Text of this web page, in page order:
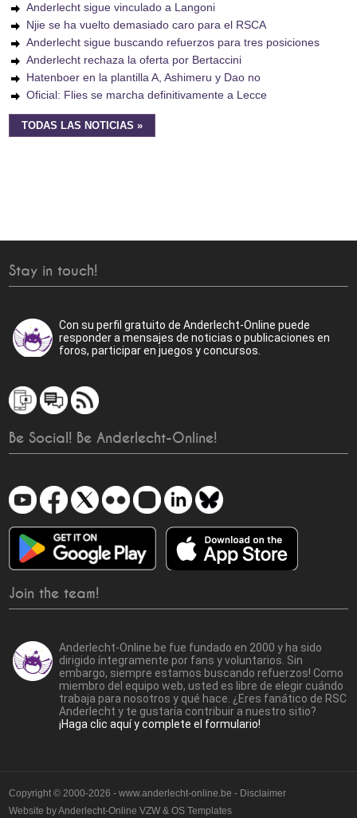
Anderlecht sigue vinculado a Langoni
Njie se ha vuelto demasiado caro para el RSCA
Anderlecht sigue buscando refuerzos para tres posiciones
Anderlecht rechaza la oferta por Bertaccini
Hatenboer en la plantilla A, Ashimeru y Dao no
Oficial: Flies se marcha definitivamente a Lecce
TODAS LAS NOTICIAS »
Stay in touch!
Con su perfil gratuito de Anderlecht-Online puede
responder a mensajes de noticias o publicaciones en
foros, participar en juegos y concursos.
Be Social! Be Anderlecht-Online!
Join the team!
Anderlecht-Online.be fue fundado en 2000 y ha sido
dirigido íntegramente por fans y voluntarios. Sin
embargo, siempre estamos buscando refuerzos! Como
miembro del equipo web, usted es libre de elegir cuándo
trabaja para nosotros y qué hace. ¿Eres fanático de RSC
Anderlecht y te gustaría contribuir a nuestro sitio?
¡Haga clic aquí y complete el formulario!
Copyright © 2000-2026 - www.anderlecht-online.be - Disclaimer
Website byAnderlecht-Online VZW &OS Templates